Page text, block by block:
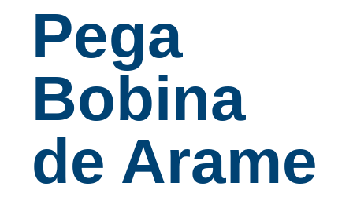
Pega
Bobina
de Arame